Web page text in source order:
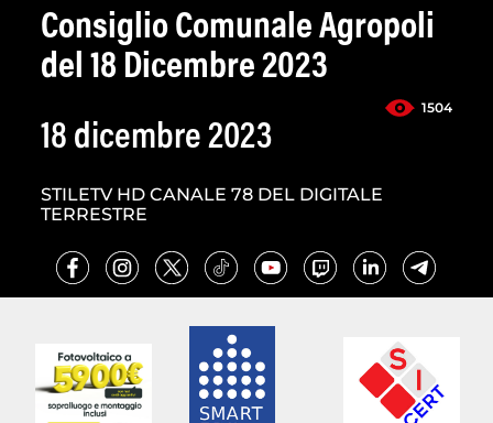
Consiglio Comunale Agropoli
del 18 Dicembre 2023
1504
18 dicembre 2023
STILETV HD CANALE 78 DEL DIGITALE
TERRESTRE